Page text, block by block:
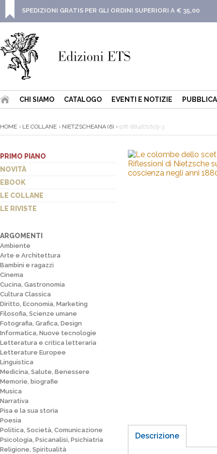
SPEDIZIONI GRATIS PER GLI ORDINI SUPERIORI A € 35,00
CHI SIAMO CATALOGO EVENTI E NOTIZIE
HOME LE COLLANE NIETZSCHEANA (6) 978-884671629-3
PRIMO PIANO
NOVITÀ
EBOOK
LE COLLANE
LE RIVISTE
ARGOMENTI
Ambiente
Arte e Architettura
Bambini e ragazzi
Cinema
Cucina, Gastronomia
Cultura Classica
Diritto, Economia, Marketing
Filosofia, Scienze umane
Fotografia, Grafica, Design
Informatica, Nuove tecnologie
Letteratura e critica letteraria
Letterature Europee
Linguistica
Medicina, Salute, Benessere
Memorie, biografie
Musica
Narrativa
Pisa e la sua storia
Poesia
Politica, Società, Comunicazione
Psicologia, Psicanalisi, Psichiatria
Religione, Spiritualità
Descrizione